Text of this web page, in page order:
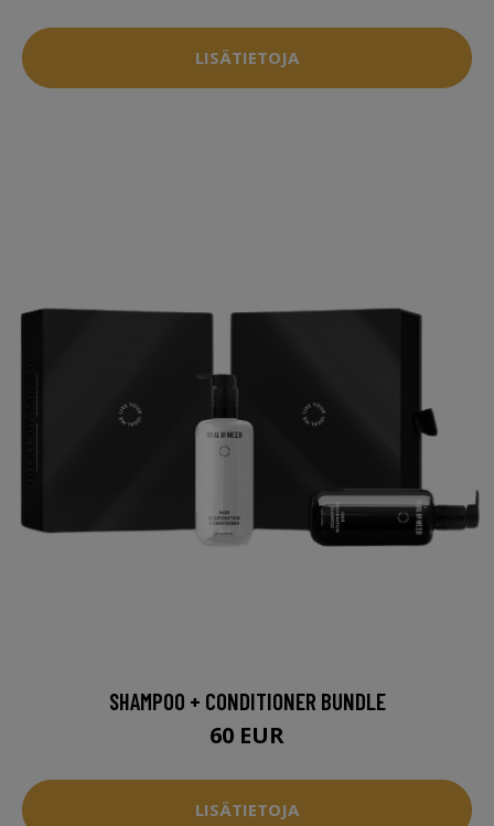
LISÄTIETOJA
SHAMPOO + CONDITIONER BUNDLE
60 EUR
LISÄTIETOJA